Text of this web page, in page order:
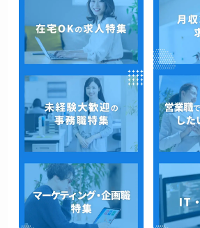
正社員
【！本気で成長したい実務未経
験歓迎！】ネットワーク・サー
バー・クラウド・ヘルプデスク
エンジニア
ITエンジニア
東京都
年収 3000000～4000000